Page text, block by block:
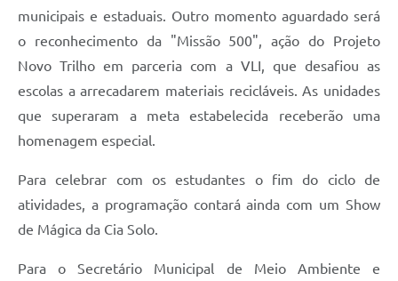
municipais e estaduais. Outro momento aguardado será
o reconhecimento da "Missão 500", ação do Projeto
Novo Trilho em parceria com a VLI, que desafiou as
escolas a arrecadarem materiais recicláveis. As unidades
que superaram a meta estabelecida receberão uma
homenagem especial.
Para celebrar com os estudantes o fim do ciclo de
atividades, a programação contará ainda com um Show
de Mágica da Cia Solo.
Para o Secretário Municipal de Meio Ambiente e